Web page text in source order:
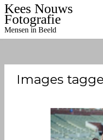
Skip
to
content
Kees Nouws
Fotografie
Mensen in Beeld
Images